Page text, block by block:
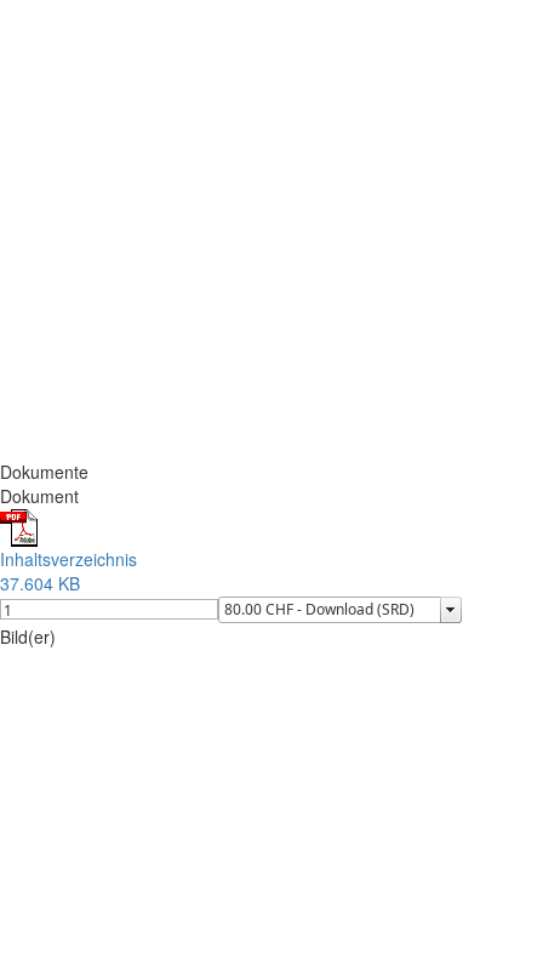
Dokumente
Dokument
Inhaltsverzeichnis
37.604 KB
Bild(er)